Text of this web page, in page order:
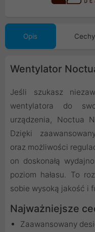
Opis Cechy
Wentylator
Jeśli szukasz
wentylatora do
urządzenia, Noctua
Dzięki
oraz możliwości
on doskonałą
poziom hałasu. To
sobie wysoką jakość i
Najważniejsze
Zaawansowany